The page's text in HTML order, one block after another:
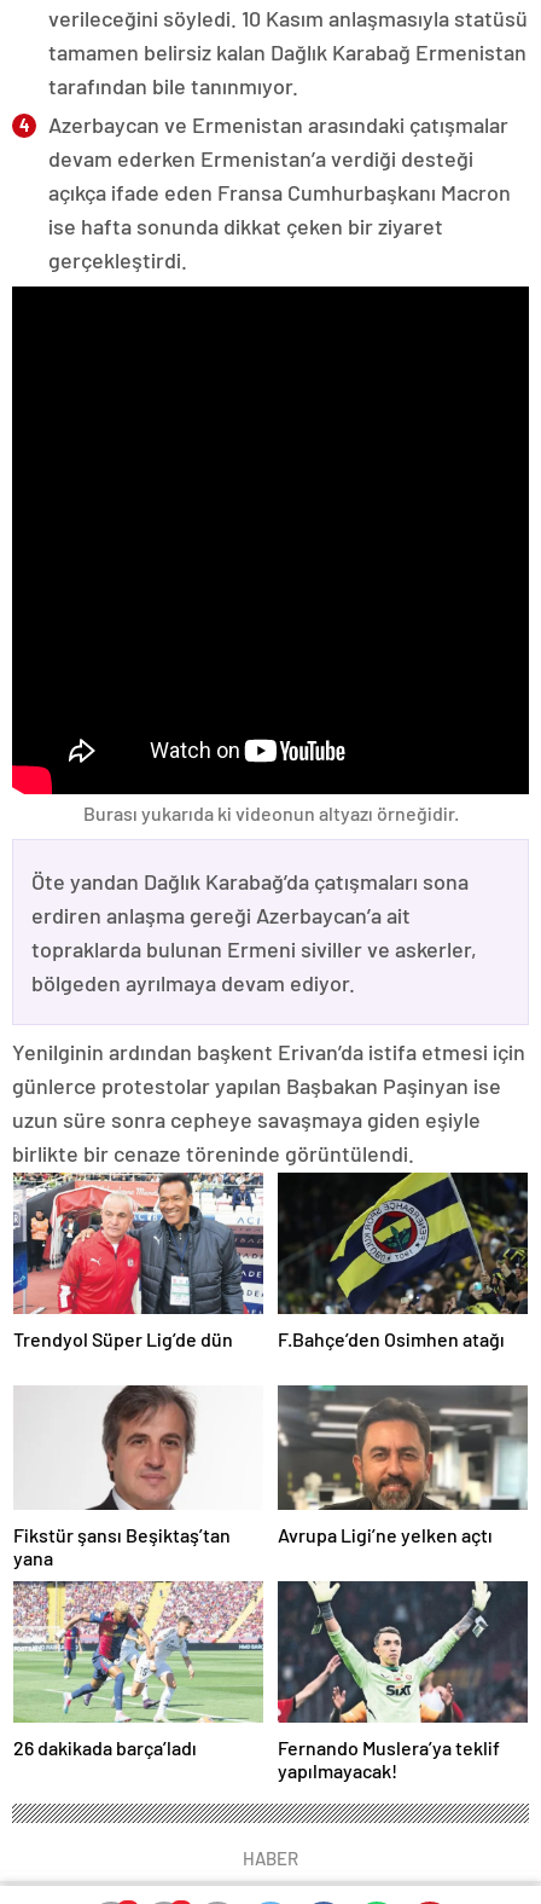
verileceğini söyledi. 10 Kasım anlaşmasıyla statüsü
tamamen belirsiz kalan Dağlık Karabağ Ermenistan
tarafından bile tanınmıyor.
Azerbaycan ve Ermenistan arasındaki çatışmalar
devam ederken Ermenistan’a verdiği desteği
açıkça ifade eden Fransa Cumhurbaşkanı Macron
ise hafta sonunda dikkat çeken bir ziyaret
gerçekleştirdi.
Burası yukarıda ki videonun altyazı örneğidir.
Öte yandan Dağlık Karabağ’da çatışmaları sona
erdiren anlaşma gereği Azerbaycan’a ait
topraklarda bulunan Ermeni siviller ve askerler,
bölgeden ayrılmaya devam ediyor.
Yenilginin ardından başkent Erivan’da istifa etmesi için
günlerce protestolar yapılan Başbakan Paşinyan ise
uzun süre sonra cepheye savaşmaya giden eşiyle
birlikte bir cenaze töreninde görüntülendi.
Trendyol Süper Lig’de dün F.Bahçe’den Osimhen atağı
Fikstür şansı Beşiktaş’tan
yana
Avrupa Ligi’ne yelken açtı
26 dakikada barça’ladı
Fernando Muslera’ya teklif
yapılmayacak!
HABER